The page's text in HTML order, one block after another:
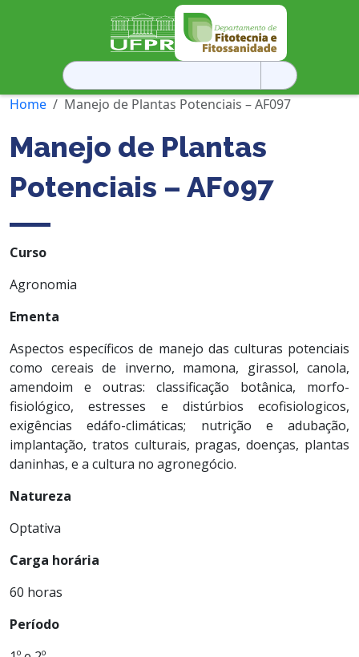
Pesquisar
por:
Home
Manejo de Plantas Potenciais – AF097
Manejo de Plantas
Potenciais – AF097
Curso
Agronomia
Ementa
Aspectos específicos de manejo das culturas potenciais
como cereais de inverno, mamona, girassol, canola,
amendoim e outras: classificação botânica, morfo-
fisiológico, estresses e distúrbios ecofisiologicos,
exigências edáfo-climáticas; nutrição e adubação,
implantação, tratos culturais, pragas, doenças, plantas
daninhas, e a cultura no agronegócio.
Natureza
Optativa
Carga horária
60 horas
Período